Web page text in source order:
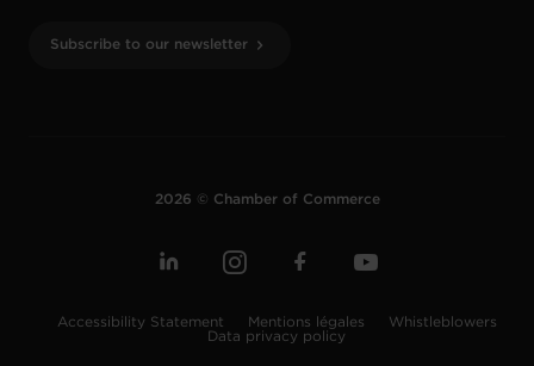
Subscribe to our newsletter
2026 © Chamber of Commerce
Accessibility Statement Mentions légales
Whistleblowers
Data privacy policy